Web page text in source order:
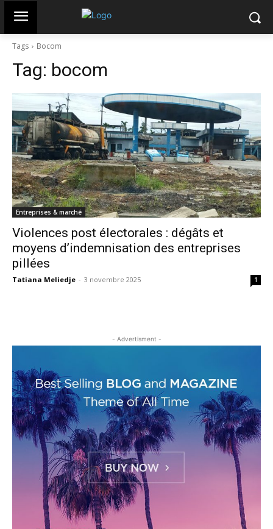
Tags Bocom
Tag: bocom
Entreprises & marché
Violences post électorales : dégâts et
moyens d’indemnisation des entreprises
pillées
Tatiana Meliedje - 3 novembre 2025 1
- Advertisment -